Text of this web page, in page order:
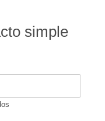
simple